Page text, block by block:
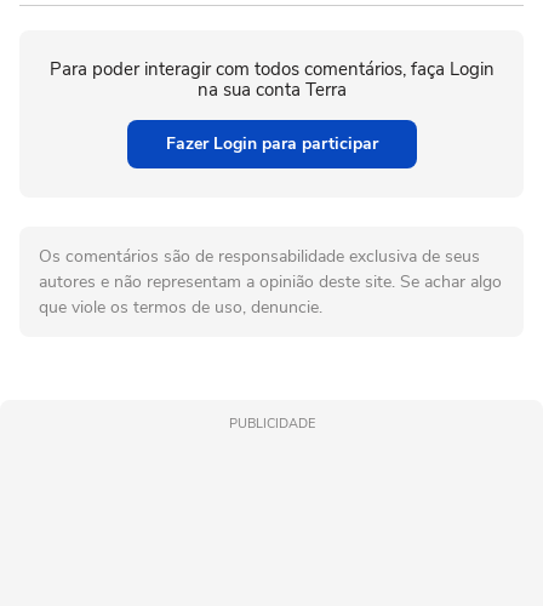
Para poder interagir com todos comentários, faça Login
na sua conta Terra
Fazer Login para participar
Os comentários são de responsabilidade exclusiva de seus
autores e não representam a opinião deste site. Se achar algo
que viole os termos de uso, denuncie.
PUBLICIDADE